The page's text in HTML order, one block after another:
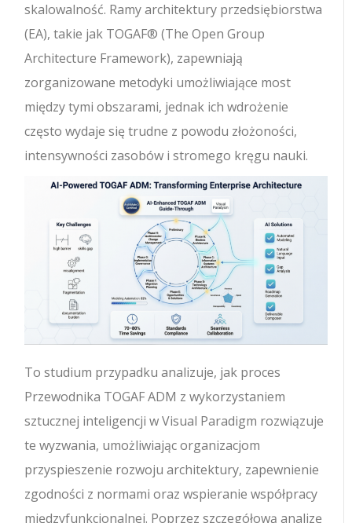
skalowalność. Ramy architektury przedsiębiorstwa
(EA), takie jak TOGAF® (The Open Group
Architecture Framework), zapewniają
zorganizowane metodyki umożliwiające most
między tymi obszarami, jednak ich wdrożenie
często wydaje się trudne z powodu złożoności,
intensywności zasobów i stromego kręgu nauki.
To studium przypadku analizuje, jak proces
Przewodnika TOGAF ADM z wykorzystaniem
sztucznej inteligencji w Visual Paradigm rozwiązuje
te wyzwania, umożliwiając organizacjom
przyspieszenie rozwoju architektury, zapewnienie
zgodności z normami oraz wspieranie współpracy
międzyfunkcjonalnej. Poprzez szczegółową analizę